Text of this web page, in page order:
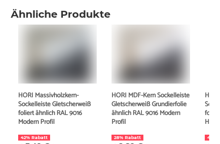
Ähnliche Produkte
HORI Massivholzkern-
Sockelleiste Gletscherweiß
foliert ähnlich RAL 9016
Modern Profil
42% Rabatt
HORI MDF-Kern Sockelleiste
Gletscherweiß Grundierfolie
ähnlich RAL 9016 Modern
Profil
28% Rabatt 43%